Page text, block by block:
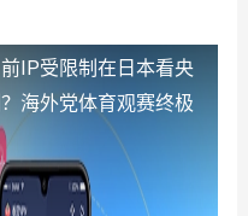
IP受限制 在日本看央
海外党体育观赛终极